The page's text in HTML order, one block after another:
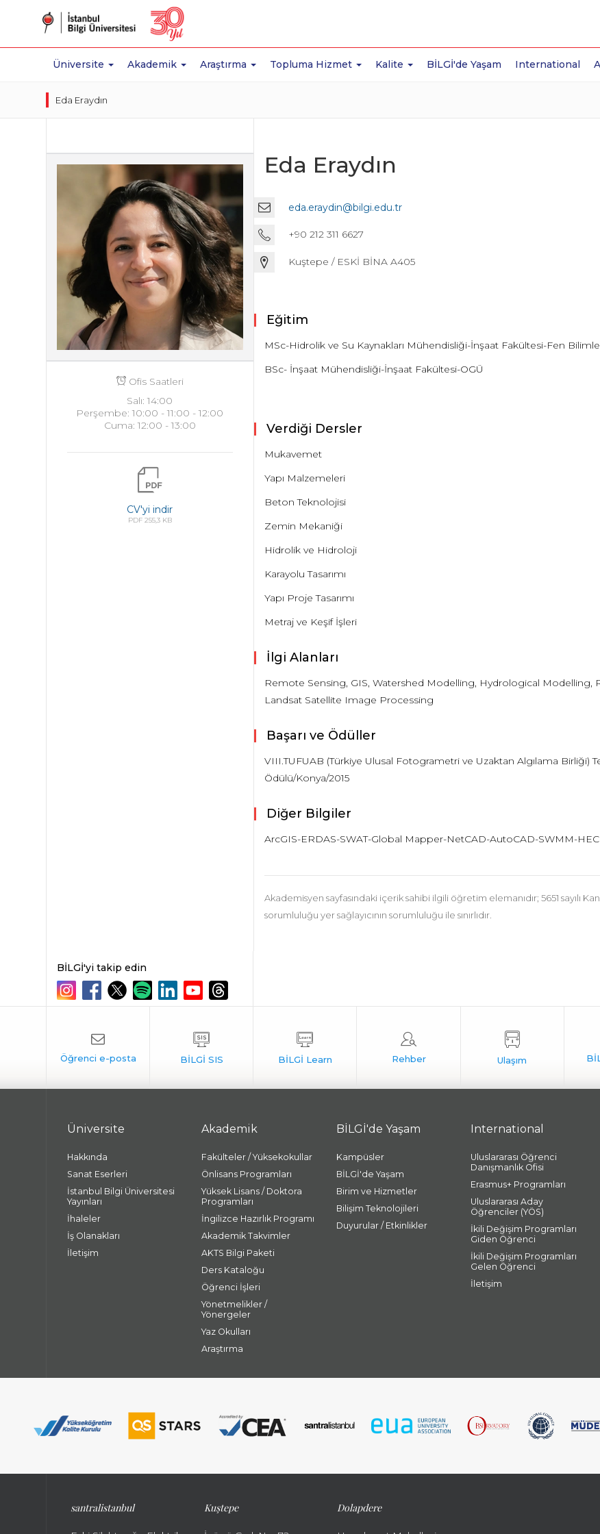
Üniversite Akademik Araştırma Topluma Hizmet Kalite BİLGİ'de Yaşam International
Eda Eraydın
Ofis Saatleri
Salı: 14:00
Perşembe: 10:00 - 11:00 - 12:00
Cuma: 12:00 - 13:00
CV'yi indir
PDF 255,3 KB
Eda Eraydın
eda.eraydin@bilgi.edu.tr
+90 212 311 6627
Kuştepe / ESKİ BİNA A405
Eğitim
MSc-Hidrolik ve Su Kaynakları Mühendisliği-İnşaat Fakültesi-Fen
BSc- İnşaat Mühendisliği-İnşaat Fakültesi-OGÜ
Verdiği Dersler
Mukavemet
Yapı Malzemeleri
Beton Teknolojisi
Zemin Mekaniği
Hidrolik ve Hidroloji
Karayolu Tasarımı
Yapı Proje Tasarımı
Metraj ve Keşif İşleri
İlgi Alanları
Remote Sensing, GIS, Watershed Modelling, Hydrological
Landsat Satellite Image Processing
Başarı ve Ödüller
VIII.TUFUAB (Türkiye Ulusal Fotogrametri ve Uzaktan Algılama Birliği)
Ödülü/Konya/2015
Diğer Bilgiler
ArcGIS-ERDAS-SWAT-Global Mapper-NetCAD-AutoCAD-SWMM-
Akademisyen sayfasındaki içerik sahibi ilgili öğretim elemanıdır; 5651 sayılı
sorumluluğu yer sağlayıcının sorumluluğu ile sınırlıdır.
BİLGİ'yi takip edin
Üniversite
Hakkında
Sanat Eserleri
İstanbul Bilgi Üniversitesi
Yayınları
İhaleler
İş Olanakları
İletişim
Akademik
Fakülteler / Yüksekokullar
Önlisans Programları
Yüksek Lisans / Doktora
Programları
İngilizce Hazırlık Programı
Akademik Takvimler
AKTS Bilgi Paketi
Ders Kataloğu
Öğrenci İşleri
Yönetmelikler /
Yönergeler
Yaz Okulları
Araştırma
BİLGİ'de Yaşam
Kampüsler
BİLGİ'de Yaşam
Birim ve Hizmetler
Bilişim Teknolojileri
Duyurular / Etkinlikler
International
Uluslararası Öğrenci
Danışmanlık Ofisi
Erasmus+ Programları
Uluslararası Aday
Öğrenciler (YÖS)
İkili Değişim Programları
Giden Öğrenci
İkili Değişim Programları
Gelen Öğrenci
İletişim
santralistanbul Kuştepe Dolapdere